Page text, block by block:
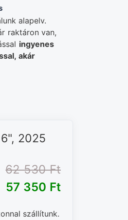
alapelv.
raktáron van,
ingyenes
akár
2025
62 530 Ft‎
57 350 Ft‎
szállítunk.